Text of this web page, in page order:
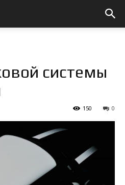
системы
0
150